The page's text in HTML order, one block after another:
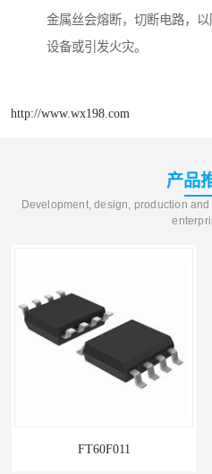
金属丝会熔断，切断电路，
设备或引发火灾。
http://www.wx198.com
产品
Development, design, production
FT60F011